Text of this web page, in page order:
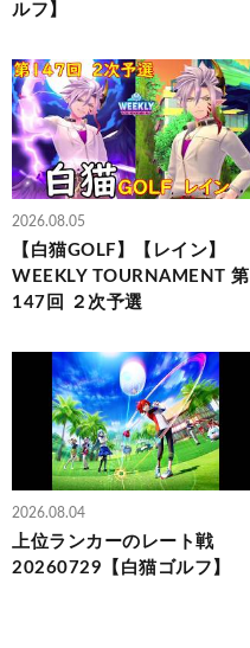
ルフ】
2026.08.05
【白猫GOLF】【レイン】
WEEKLY TOURNAMENT 第
147回 ２次予選
2026.08.04
上位ランカーのレート戦
20260729【白猫ゴルフ】